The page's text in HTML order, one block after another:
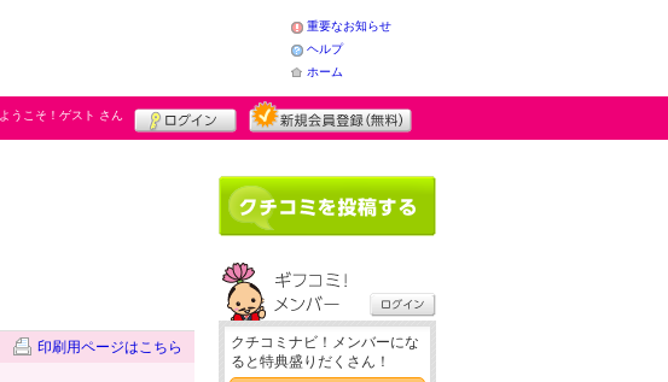
重要なお知らせ
ヘルプ
ホーム
ようこそ！ ゲスト さん
印刷用ページはこちら
クチコミナビ！メンバーにな
ると特典盛りだくさん！